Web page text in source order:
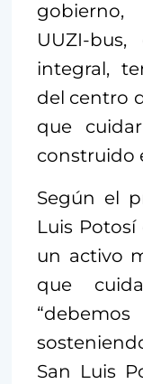
UUZI-
integral,
del centro
que
construido
Según el
Luis
un activo
que
San Luis